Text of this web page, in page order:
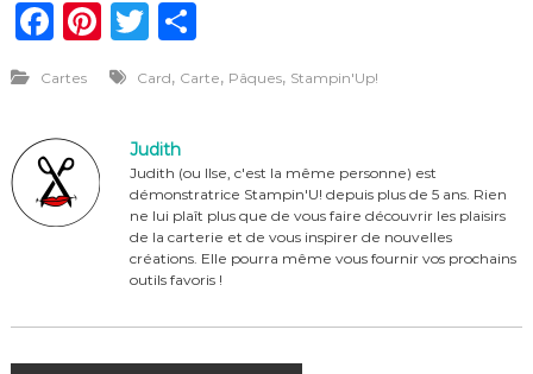
F
c
e
b
o
Pi
n
te
re
st
T
it
te
r
P
ta
er
Cartes Card, Carte, Pâques, Stampin'Up!
Judith
Judith (ou Ilse, c'est la même personne) est
démonstratrice Stampin'U! depuis plus de 5 ans. Rien
ne lui plaît plus que de vous faire découvrir les plaisirs
de la carterie et de vous inspirer de nouvelles
créations. Elle pourra même vous fournir vos prochains
outils favoris !